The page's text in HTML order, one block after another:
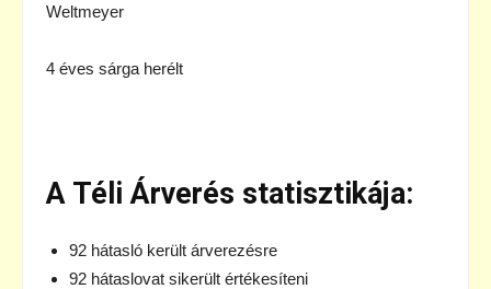
Weltmeyer
4 éves sárga herélt
A Téli Árverés statisztikája:
92 hátasló került árverezésre
92 hátaslovat sikerült értékesíteni